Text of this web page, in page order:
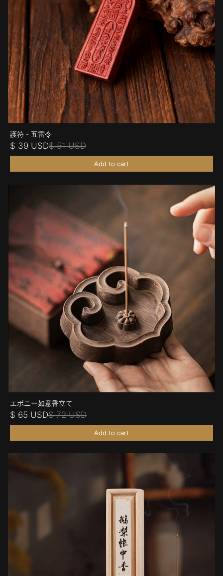
護符 - 五雷令
$ 39 USD$ 51 USD
Add to cart
エボニー如意香立て
$ 65 USD$ 72 USD
Add to cart